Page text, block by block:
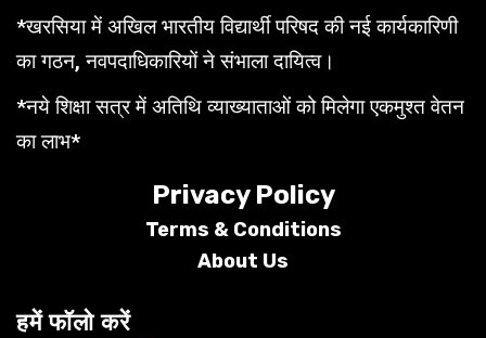
*खरसिया में अखिल भारतीय विद्यार्थी परिषद की नई कार्यकारिणी
का गठन, नवपदाधिकारियों ने संभाला दायित्व।
*नये शिक्षा सत्र में अतिथि व्याख्याताओं को मिलेगा एकमुश्त वेतन
का लाभ*
Privacy Policy
Terms & Conditions
About Us
हमें फॉलो करें